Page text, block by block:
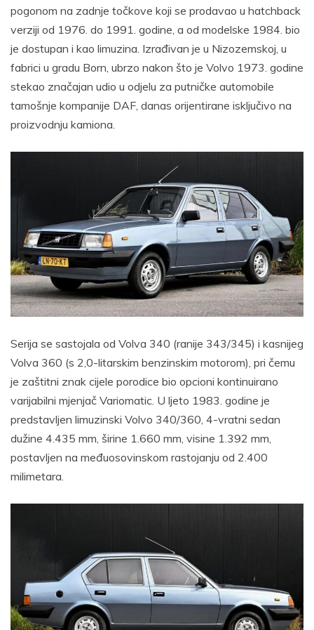
pogonom na zadnje točkove koji se prodavao u hatchback
verziji od 1976. do 1991. godine, a od modelske 1984. bio
je dostupan i kao limuzina. Izrađivan je u Nizozemskoj, u
fabrici u gradu Born, ubrzo nakon što je Volvo 1973. godine
stekao značajan udio u odjelu za putničke automobile
tamošnje kompanije DAF, danas orijentirane isključivo na
proizvodnju kamiona.
Serija se sastojala od Volva 340 (ranije 343/345) i kasnijeg
Volva 360 (s 2,0-litarskim benzinskim motorom), pri čemu
je zaštitni znak cijele porodice bio opcioni kontinuirano
varijabilni mjenjač Variomatic. U ljeto 1983. godine je
predstavljen limuzinski Volvo 340/360, 4-vratni sedan
dužine 4.435 mm, širine 1.660 mm, visine 1.392 mm,
postavljen na međuosovinskom rastojanju od 2.400
milimetara.